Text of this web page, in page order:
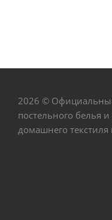
2026 ©
постельного белья и
домашнего